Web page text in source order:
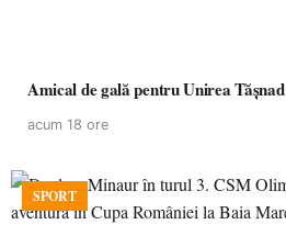
Amical de gală pentru Unirea Tășnad
acum 18 ore
SPORT